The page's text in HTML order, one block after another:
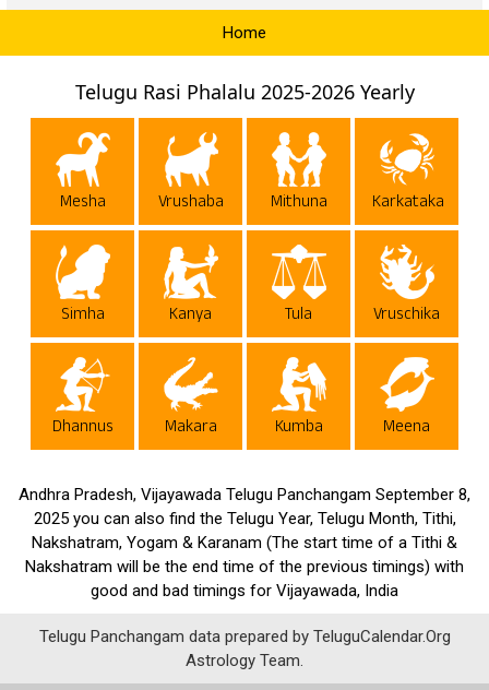
Home
Telugu Rasi Phalalu 2025-2026 Yearly
Mesha Vrushaba Mithuna Karkataka
Simha Kanya Tula Vruschika
Dhannus Makara Kumba Meena
Andhra Pradesh, Vijayawada Telugu Panchangam September 8,
2025 you can also find the Telugu Year, Telugu Month, Tithi,
Nakshatram, Yogam & Karanam (The start time of a Tithi &
Nakshatram will be the end time of the previous timings) with
good and bad timings for Vijayawada, India
Telugu Panchangam data prepared by TeluguCalendar.Org
Astrology Team.